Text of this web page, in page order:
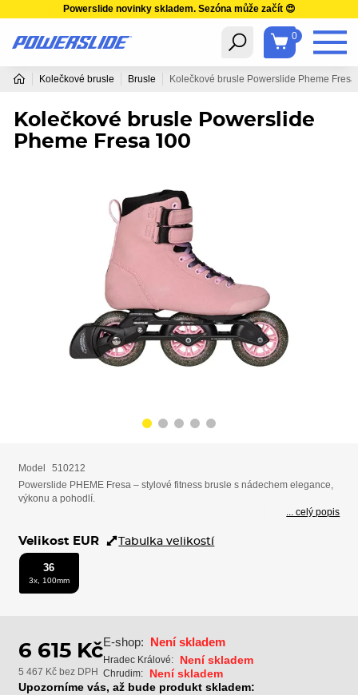
Powerslide novinky skladem. Sezóna může začít 😍
0
Kolečkové brusle Brusle Kolečkové brusle Powerslide Pheme
Kolečkové brusle Powerslide
Pheme Fresa 100
Model
510212
Powerslide PHEME Fresa – stylové fitness brusle s nádechem elegance,
výkonu a pohodlí.
... celý popis
Velikost EUR Tabulka velikostí
36
3x, 100mm
6 615 Kč
5 467 Kč bez DPH
E-shop: Není skladem
Hradec Králové: Není skladem
Chrudim:
Není skladem
Upozorníme vás, až bude produkt skladem: